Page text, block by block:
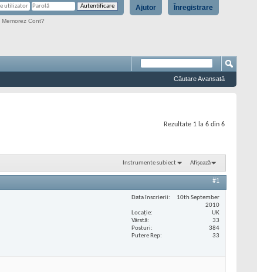
Înregistrare
Ajutor
Memorez Cont?
Căutare Avansată
Rezultate 1 la 6 din 6
Instrumente subiect Afișează
#1
Data înscrierii
10th September
2010
Locaţie
UK
Vârstă
33
Posturi
384
Putere Rep
33